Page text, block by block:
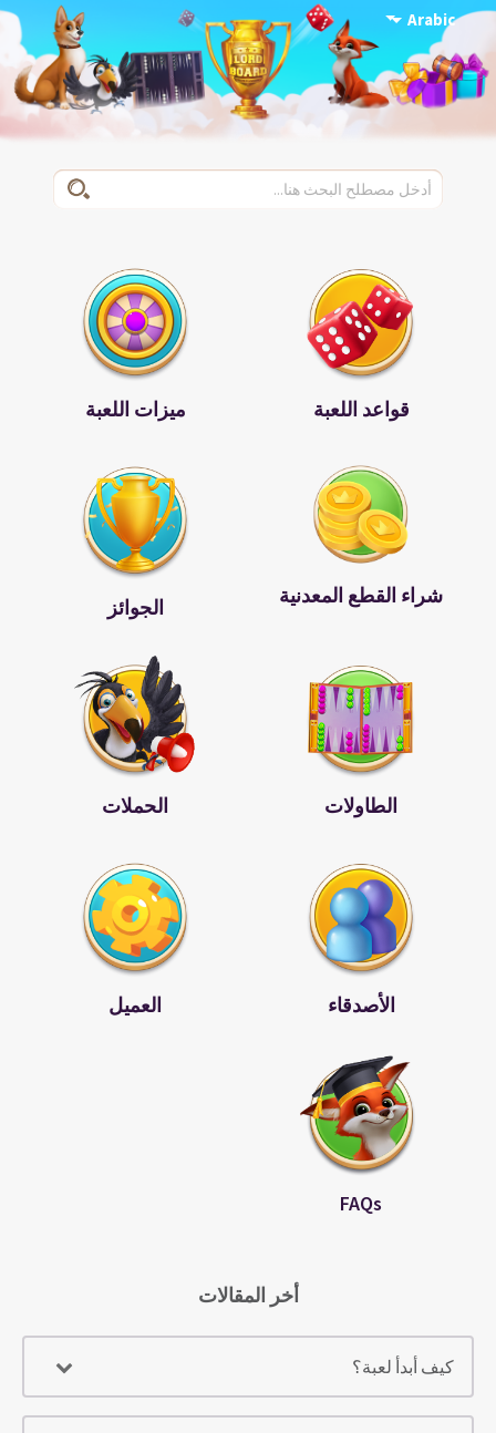
Arabic
قواعد اللعبة ميزات اللعبة
شراء القطع المعدنية الجوائز
الطاولات الحملات
الأصدقاء العميل
FAQs
أخر المقالات
كيف أبدأ لعبة؟